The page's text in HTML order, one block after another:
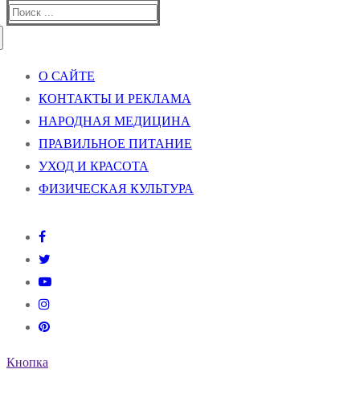
Найти:
О САЙТЕ
КОНТАКТЫ И РЕКЛАМА
НАРОДНАЯ МЕДИЦИНА
ПРАВИЛЬНОЕ ПИТАНИЕ
УХОД И КРАСОТА
ФИЗИЧЕСКАЯ КУЛЬТУРА
Кнопка